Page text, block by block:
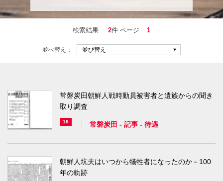
検索結果 2件 ページ 1
並べ替え：
常磐炭田朝鮮人戦時動員被害者と遺族からの聞き
取り調査
18 常磐炭田 - 記事 - 待遇
朝鮮人坑夫はいつから犠牲者になったのか－100
年の軌跡